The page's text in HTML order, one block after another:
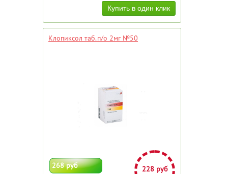
Клопиксол таб.п/о 2мг №50
268 руб 228 руб